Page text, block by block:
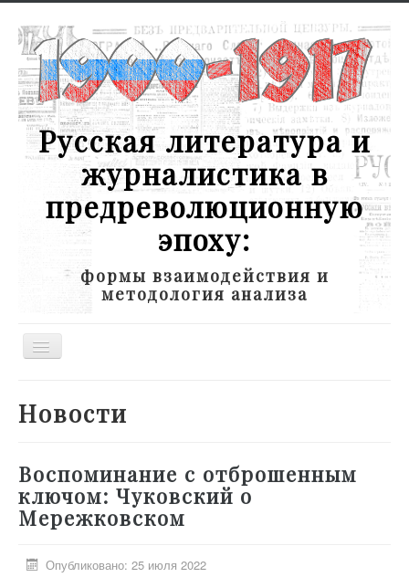
Русская литература и
журналистика в
предреволюционную
эпоху:
формы взаимодействия и
методология анализа
Toggle
О проекте
Приглашенные эксперты
Научная работа
Контакты
Новости
Воспоминание с отброшенным
ключом: Чуковский о
Мережковском
Опубликовано: 25 июля 2022